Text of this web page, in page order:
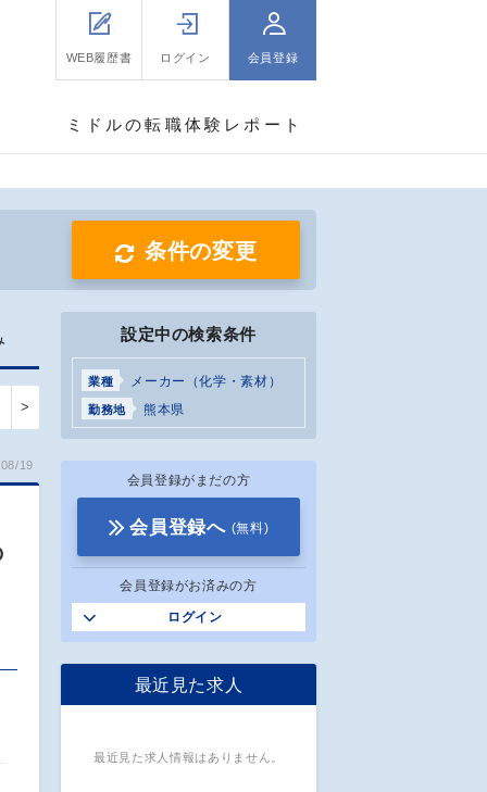
WEB履歴書 ログイン 会員登録
ミドルの転職体験レポート
条件の変更
>
19
設定中の検索条件
業種 メーカー（化学・素材）
勤務地 熊本県
会員登録がまだの方
会員登録へ (無料)
会員登録がお済みの方
ログイン
最近見た求人
最近見た求人情報はありません。